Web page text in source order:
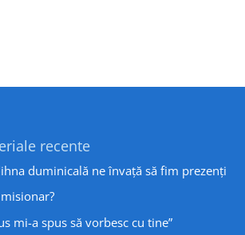
recente
duminicală ne învață să fim prezenți
mi-a spus să vorbesc cu tine”